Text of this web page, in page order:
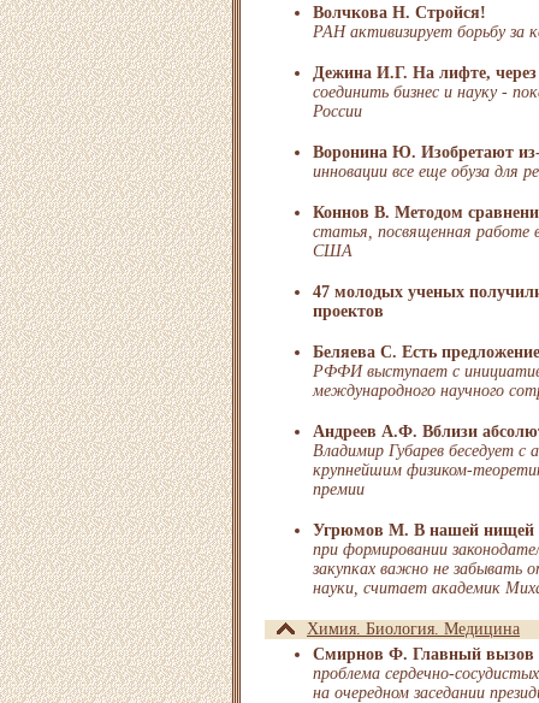
Волчкова Н. Стройся!
РАН активизирует борьбу за
Дежина И.Г. На лифте,
соединить бизнес и науку -
России
Воронина Ю. Изобретают
инновации все еще обуза для
Коннов В. Методом
статья, посвященная работе
США
47 молодых ученых
проектов
Беляева С. Есть
РФФИ выступает с
международного научного
Андреев А.Ф. Вблизи
Владимир Губарев беседует
крупнейшим физиком-
премии
Угрюмов М. В нашей нищей
при формировании
закупках важно не забывать
науки, считает академик
Химия. Биология. Медицина
Смирнов Ф. Главный вызов
проблема сердечно-
на очередном заседании